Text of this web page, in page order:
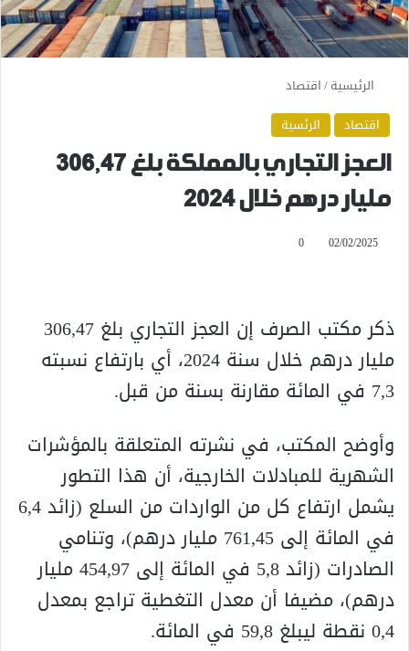
الرئيسية/اقتصاد
اقتصاد
الرئسية
العجز التجاري بالمملكة بلغ 306,47
مليار درهم خلال 2024
02/02/2025
0
ذكر مكتب الصرف إن العجز التجاري بلغ 306,47
مليار درهم خلال سنة 2024، أي بارتفاع نسبته
7,3 في المائة مقارنة بسنة من قبل.
وأوضح المكتب، في نشرته المتعلقة بالمؤشرات
الشهرية للمبادلات الخارجية، أن هذا التطور
يشمل ارتفاع كل من الواردات من السلع (زائد 6,4
في المائة إلى 761,45 مليار درهم)، وتنامي
الصادرات (زائد 5,8 في المائة إلى 454,97 مليار
درهم)، مضيفا أن معدل التغطية تراجع بمعدل
0,4 نقطة ليبلغ 59,8 في المائة.